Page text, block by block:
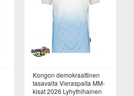
Kongon demokraattinen
tasavalta Vieraspaita MM-
kisat 2026 Lyhythihainen